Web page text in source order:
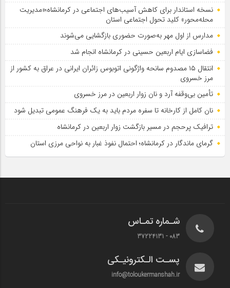
نسخه استاندار برای کاهش آسیب‌های اجتماعی در کرمانشاه؛«مدیریت
محله‌محور» کلید تحول اجتماعی استان
مدارس از اول مهر به‌صورت حضوری بازگشایی می‌شوند
فضاسازی ایام اربعین حسینی در کرمانشاه انجام شد
انتقال ۱۵ مصدوم سانحه واژگونی اتوبوس زائران ایرانی در عراق به کشور از
مرز خسروی
تأمین بی‌وقفه آرد و نان زوار اربعین در مرز خسروی
نان کامل از کارخانه تا سفره مردم باید به یک فرهنگ عمومی تبدیل شود
ترافیک پرحجم در مسیر بازگشت زوار اربعین در کرمانشاه
گرمای ماندگار در کرمانشاه؛ احتمال نفوذ غبار به نواحی مرزی استان
شـماره تمـاس
083 - 37224131
پسـت الـکترونیـکی
info@toloukermanshah.ir